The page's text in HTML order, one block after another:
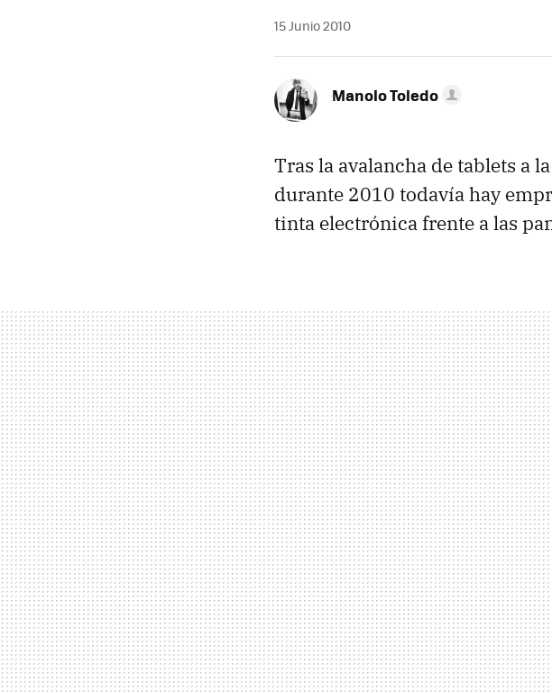
15 Junio 2010
Manolo Toledo
Tras la avalancha de tablets a
durante 2010 todavía hay
tinta electrónica frente a las